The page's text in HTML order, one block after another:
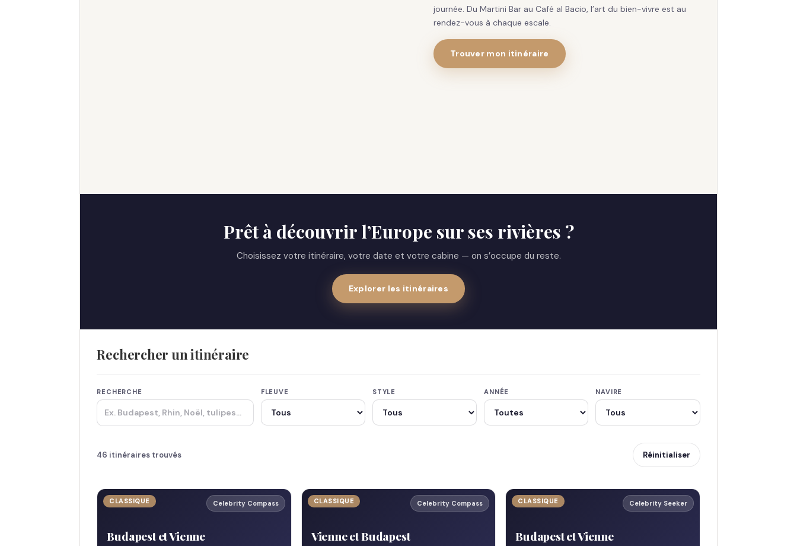
journée. Du Martini Bar au Café al Bacio, l’art du bien-vivre est au
rendez-vous à chaque escale.
Trouver mon itinéraire
Prêt à découvrir l’Europe sur ses rivières ?
Choisissez votre itinéraire, votre date et votre cabine — on s’occupe du reste.
Explorer les itinéraires
Rechercher un itinéraire
RECHERCHE FLEUVE STYLE ANNÉE NAVIRE
46 itinéraires trouvés Réinitialiser
CLASSIQUE Celebrity Compass
Budapest et Vienne
CLASSIQUE Celebrity Compass
Vienne et Budapest
CLASSIQUE Celebrity Seeker
Budapest et Vienne